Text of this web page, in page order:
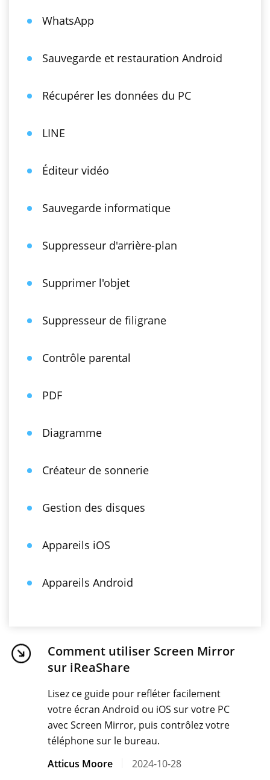
WhatsApp
Sauvegarde et restauration Android
Récupérer les données du PC
LINE
Éditeur vidéo
Sauvegarde informatique
Suppresseur d'arrière-plan
Supprimer l'objet
Suppresseur de filigrane
Contrôle parental
PDF
Diagramme
Créateur de sonnerie
Gestion des disques
Appareils iOS
Appareils Android
Comment utiliser Screen Mirror
sur iReaShare
Lisez ce guide pour refléter facilement
votre écran Android ou iOS sur votre PC
avec Screen Mirror, puis contrôlez votre
téléphone sur le bureau.
Atticus Moore
2024-10-28